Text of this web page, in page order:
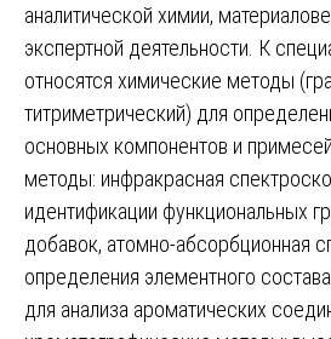
аналитической химии,
экспертной деятельности. К
относятся химические методы
титриметрический) для
основных компонентов и
методы: инфракрасная
идентификации функциональных
добавок, атомно-абсорбционная
определения элементного
для анализа ароматических